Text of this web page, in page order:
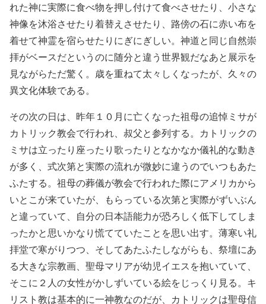
れた神に実際に食べ物を押し付けて食べさせたり、小さな
神像を沐浴させたり着替えさせたり、路傍の石に赤い布を
着せて神霊を宿らせたりにぎにぎしい。神道と同じ自然崇
拝がベースだというのに随分と違う世界観だなあと展示を
見ながらただ驚く。歳を重ねて太々しくなったが、久々の
異文化体験である。
その次の日は、昨年１０月に亡くなった祖母の追悼ミサが
カトリック教会で行われ、叔父と参列する。カトリックの
ミサは立ったり座ったり歌ったりとなかなか儀礼的な動き
が多く、式次第と実際の流れが微妙に違うのでいつもあた
ふたする。祖母の葬儀が教会で行われた際にアメリカから
いとこが来ていたが、もらっている次第と実際がずいぶん
と違っていて、自分の日本語能力が恐ろしく低下してしま
ったかと思いかなり慌てていたことを思い出す。薄寒い礼
拝堂で寒がりつつ、そしてあたふたしながらも、祭壇にあ
る大きな宗教画、聖母マリアが幼児イエスを抱いていて、
そこに２人の女性がかしずいている絵をじっくり見る。キ
リスト教は基本的に一神教なのだが、カトリックは聖母信